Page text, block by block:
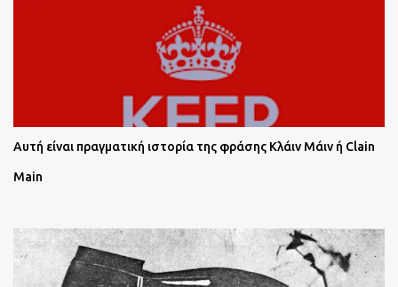
Αυτή είναι πραγματική ιστορία της φράσης Κλάιν Μάιν ή Clain
Main